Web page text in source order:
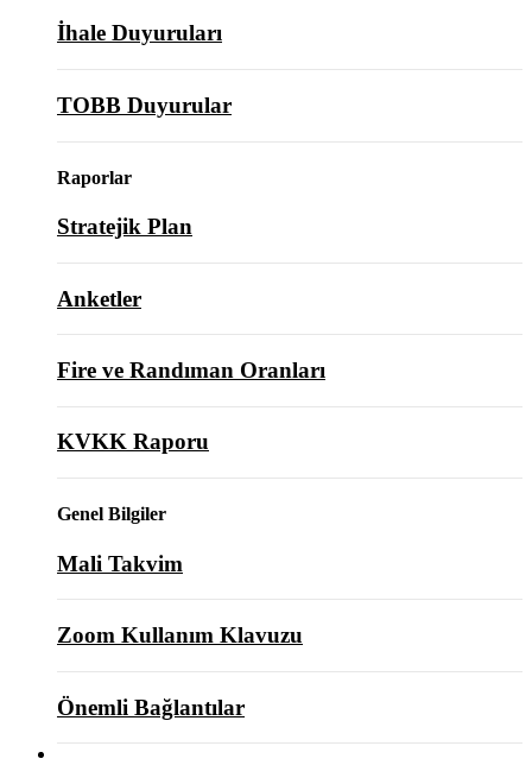
İhale Duyuruları
TOBB Duyurular
Raporlar
Stratejik Plan
Anketler
Fire ve Randıman Oranları
KVKK Raporu
Genel Bilgiler
Mali Takvim
Zoom Kullanım Klavuzu
Önemli Bağlantılar